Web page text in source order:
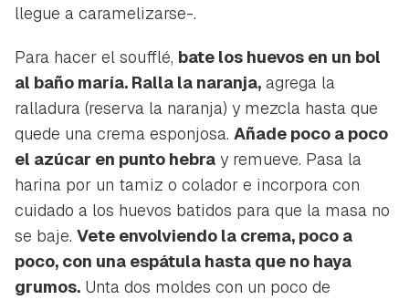
llegue a caramelizarse-.
Para hacer el soufflé, bate los huevos en un bol
al baño maría. Ralla la naranja, agrega la
ralladura (reserva la naranja) y mezcla hasta que
quede una crema esponjosa. Añade poco a poco
el azúcar en punto hebra y remueve. Pasa la
harina por un tamiz o colador e incorpora con
cuidado a los huevos batidos para que la masa no
se baje. Vete envolviendo la crema, poco a
poco, con una espátula hasta que no haya
grumos. Unta dos moldes con un poco de